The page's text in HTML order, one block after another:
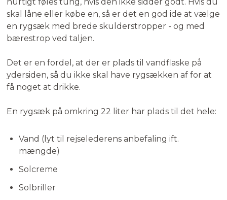
skal låne eller købe en, så er det en god ide at vælge
en rygsæk med brede skulderstropper - og med
bærestrop ved taljen.
Det er en fordel, at der er plads til vandflaske på
ydersiden, så du ikke skal have rygsækken af for at
få noget at drikke.
En rygsæk på omkring 22 liter har plads til det hele:
Vand (lyt til rejselederens anbefaling ift.
mængde)
Solcreme
Solbriller